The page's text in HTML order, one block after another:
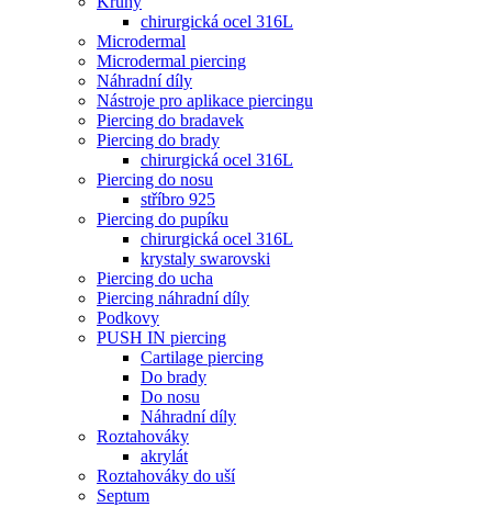
chirurgická ocel 316L
Microdermal
Microdermal piercing
Náhradní díly
Nástroje pro aplikace piercingu
Piercing do bradavek
Piercing do brady
chirurgická ocel 316L
Piercing do nosu
stříbro 925
Piercing do pupíku
chirurgická ocel 316L
krystaly swarovski
Piercing do ucha
Piercing náhradní díly
Podkovy
PUSH IN piercing
Cartilage piercing
Do brady
Do nosu
Náhradní díly
Roztahováky
akrylát
Roztahováky do uší
Septum